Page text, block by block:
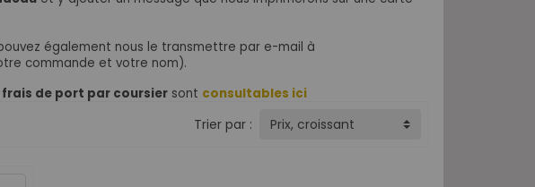
également nous le transmettre par e-mail à
commande et votre nom).
frais de port par coursier sont consultables ici
Trier par : Prix, croissant